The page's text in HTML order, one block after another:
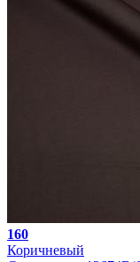
160
Коричневый